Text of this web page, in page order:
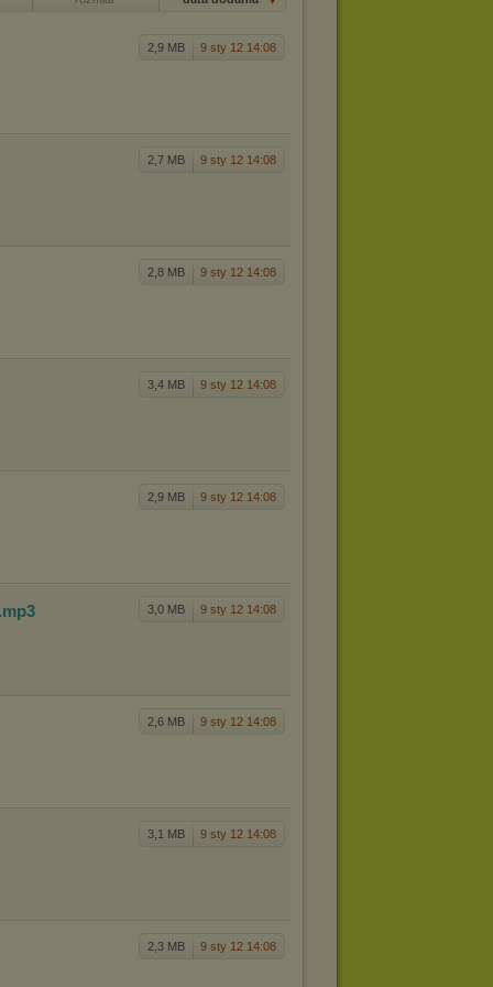
2,9 MB 9 sty 12 14:08
2,7 MB 9 sty 12 14:08
2,8 MB 9 sty 12 14:08
3,4 MB 9 sty 12 14:08
2,9 MB 9 sty 12 14:08
3,0 MB 9 sty 12 14:08
2,6 MB 9 sty 12 14:08
3,1 MB 9 sty 12 14:08
2,3 MB 9 sty 12 14:08